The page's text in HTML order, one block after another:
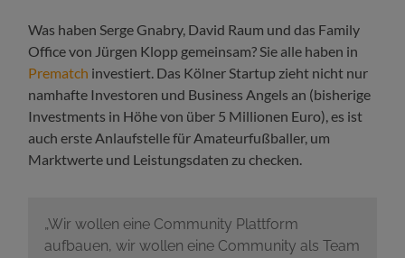
Was haben Serge Gnabry, David Raum und das Family
Office von Jürgen Klopp gemeinsam? Sie alle haben in
Prematch investiert. Das Kölner Startup zieht nicht nur
namhafte Investoren und Business Angels an (bisherige
Investments in Höhe von über 5 Millionen Euro), es ist
auch erste Anlaufstelle für Amateurfußballer, um
Marktwerte und Leistungsdaten zu checken.
„Wir wollen eine Community Plattform
aufbauen, wir wollen eine Community als Team